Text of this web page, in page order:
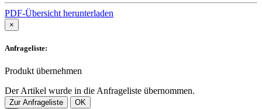
PDF-Übersicht herunterladen
×
Anfrageliste:
Produkt übernehmen
Der Artikel wurde in die Anfrageliste übernommen.
Zur Anfrageliste
OK